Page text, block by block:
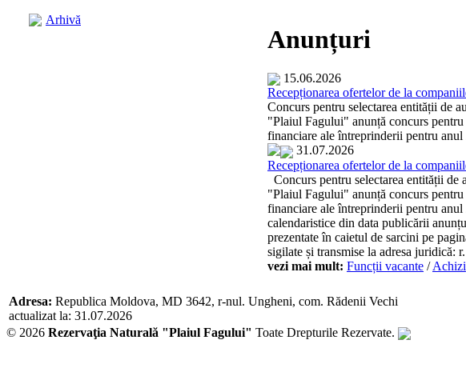
Arhivă
Anunțuri
15.06.2026
Recepționarea ofertelor de la
Concurs pentru selectarea entității de
"Plaiul Fagului" anunță concurs
financiare ale întreprinderii pentru
31.07.2026
Recepționarea ofertelor de la
Concurs pentru selectarea entității
"Plaiul Fagului" anunță concurs
financiare ale întreprinderii pentru
calendaristice din data publicării
prezentate în caietul de sarcini pe
sigilate și transmise la adresa juridică:
vezi mai mult: Funcții vacante /
Adresa: Republica Moldova, MD 3642, r-nul. Ungheni, com. Rădenii Vechi
actualizat la: 31.07.2026
© 2026 Rezervaţia Naturală "Plaiul Fagului" Toate Drepturile Rezervate.